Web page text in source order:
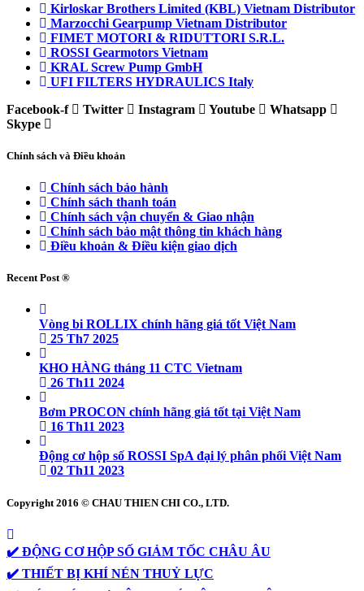
Kirloskar Brothers Limited (KBL) Vietnam Distributor
Marzocchi Gearpump Vietnam Distributor
FIMET MOTORI & RIDUTTORI S.R.L.
ROSSI Gearmotors Vietnam
KRAL Screw Pump GmbH
UFI FILTERS HYDRAULICS Italy
Facebook-f
Twitter Instagram Youtube
Whatsapp
Skype
Chính sách và Điều khoản
Chính sách bảo hành
Chính sách thanh toán
Chính sách vận chuyển & Giao nhận
Chính sách bảo mật thông tin khách hàng
Điều khoản & Điều kiện giao dịch
Recent Post ®
Vòng bi ROLLIX chính hãng giá tốt Việt Nam
25 Th7 2025
KHO HÀNG tháng 11 CTC Vietnam
26 Th11 2024
Bơm PROCON chính hãng giá tốt tại Việt Nam
16 Th11 2023
Động cơ hộp số ROSSI SpA đại lý phân phối Việt Nam
02 Th11 2023
Copyright 2016 © CHAU THIEN CHI CO., LTD.
✔️ ĐỘNG CƠ HỘP SỐ GIẢM TỐC CHÂU ÂU
✔️ THIẾT BỊ KHÍ NÉN THUỶ LỰC